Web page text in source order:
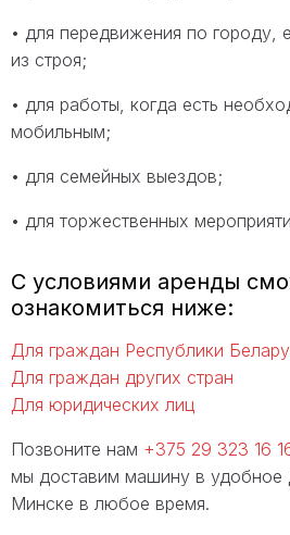
• для передвижения по городу,
из строя;
• для работы, когда есть
мобильным;
• для семейных выездов;
• для торжественных
С условиями аренды
ознакомиться ниже:
Для граждан Республики
Для граждан других стран
Для юридических лиц
Позвоните нам +375 29 323 16
мы доставим машину в удобное
Минске в любое время.